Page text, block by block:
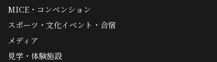
MICE・コンベンション
スポーツ・文化イベント・合宿
メディア
見学・体験施設